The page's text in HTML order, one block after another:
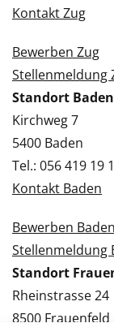
Kontakt Zug
Bewerben Zug
Stellenmeldung
Standort Baden
Kirchweg 7
5400 Baden
Tel.: 056 419 19
Kontakt Baden
Bewerben Baden
Stellenmeldung
Standort
Rheinstrasse 24
8500 Frauenfeld